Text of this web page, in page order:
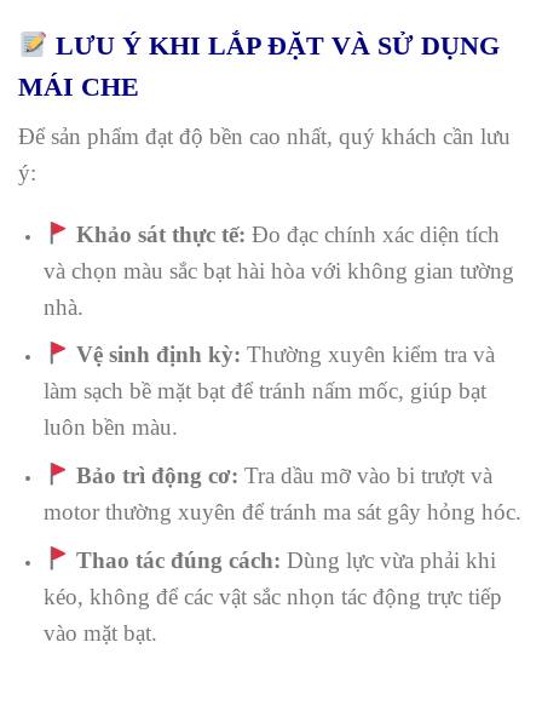
LƯU Ý KHI LẮP ĐẶT VÀ SỬ DỤNG
MÁI CHE
Để sản phẩm đạt độ bền cao nhất, quý khách cần lưu
ý:
Khảo sát thực tế: Đo đạc chính xác diện tích
và chọn màu sắc bạt hài hòa với không gian tường
nhà.
Vệ sinh định kỳ: Thường xuyên kiểm tra và
làm sạch bề mặt bạt để tránh nấm mốc, giúp bạt
luôn bền màu.
Bảo trì động cơ: Tra dầu mỡ vào bi trượt và
motor thường xuyên để tránh ma sát gây hỏng hóc.
Thao tác đúng cách: Dùng lực vừa phải khi
kéo, không để các vật sắc nhọn tác động trực tiếp
vào mặt bạt.